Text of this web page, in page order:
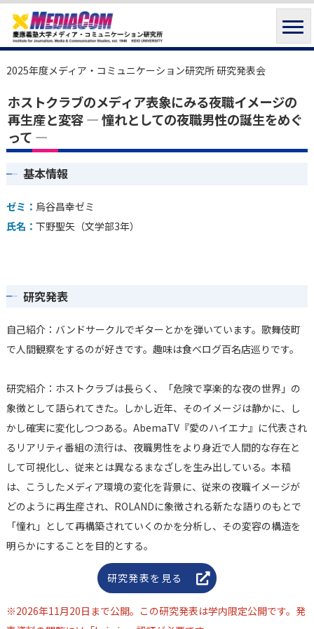
2025年度メディア・コミュニケーション研究所 研究発表会
ホストクラブのメディア表象にみる夜職イメージの
再生産と変容 ― 憧れとしての夜職男性の誕生をめぐ
って ―
基本情報
ゼミ： 烏谷昌幸ゼミ
氏名： 下野聖矢（文学部3年）
研究発表
自己紹介：バンドサークルでギターとかを弾いています。歌舞伎町
で人間観察をするのが好きです。趣味は食べログ百名店巡りです。
研究紹介：ホストクラブは長らく、「危険で享楽的な夜の世界」の
象徴として語られてきた。しかし近年、そのイメージは静かに、し
かし確実に変化しつつある。AbemaTV『愛のハイエナ』に代表され
るリアリティ番組の流行は、夜職男性をより身近で人間的な存在と
して可視化し、従来とは異なるまなざしを生み出している。本稿
は、こうしたメディア環境の変化を背景に、従来の夜職イメージが
どのように再生産され、ROLANDに象徴される新たな語りのもとで
「憧れ」として再構築されていくのかを分析し、その変容の構造を
明らかにすることを目的とする。
研究発表を見る
※2026年11月20日まで公開。この研究発表は学内限定公開です。発